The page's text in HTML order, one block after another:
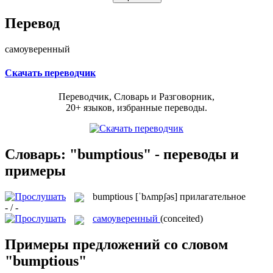
Перевод
самоуверенный
Скачать переводчик
Переводчик, Словарь и Разговорник,
20+ языков, избранные переводы.
Словарь: "bumptious" - переводы и
примеры
bumptious [ˈbʌmpʃəs] прилагательное
- / -
самоуверенный (conceited)
Примеры предложений со словом
"bumptious"